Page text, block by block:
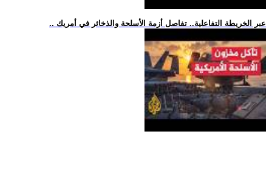
.. عبر الخريطة التفاعلية.. تفاصل أزمة الأسلحة والذخائر في أمريك